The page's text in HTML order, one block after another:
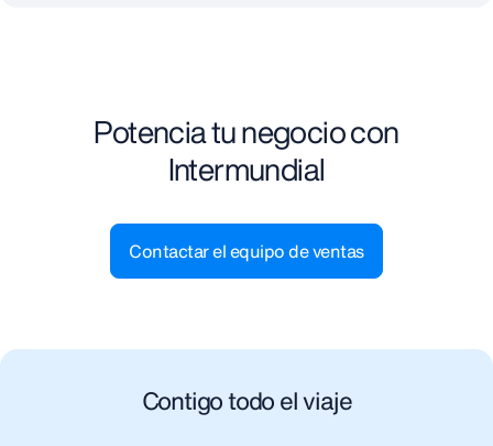
Potencia tu negocio con
Intermundial
Contactar el equipo de ventas
Contigo todo el viaje